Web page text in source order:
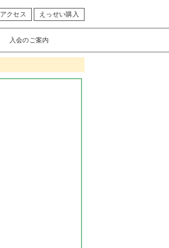
アクセス えっせい購入
入会のご案内